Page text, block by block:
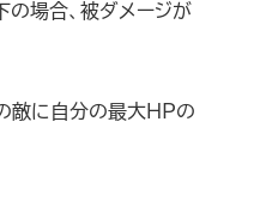
場合、被ダメージが
敵に自分の最大HPの